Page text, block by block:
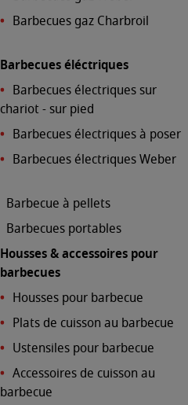
Barbecues gaz Charbroil
Barbecues éléctriques
Barbecues électriques sur
chariot - sur pied
Barbecues électriques à poser
Barbecues électriques Weber
Barbecue à pellets
Barbecues portables
Housses & accessoires pour
barbecues
Housses pour barbecue
Plats de cuisson au barbecue
Ustensiles pour barbecue
Accessoires de cuisson au
barbecue